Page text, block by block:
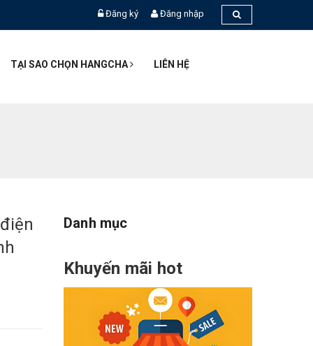
Đăng ký Đăng nhập
TẠI SAO CHỌN HANGCHA LIÊN HỆ
Danh mục
Khuyến mãi hot